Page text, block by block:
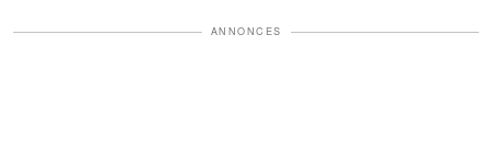
ANNONCES